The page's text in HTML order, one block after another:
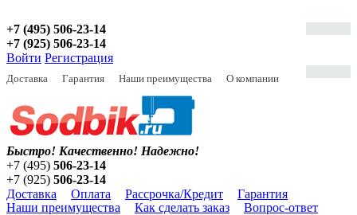
+7 (495) 506-23-14
+7 (925) 506-23-14
Войти Регистрация
Доставка Гарантия Наши преимущества О компании
Быстро! Качественно! Надежно!
+7 (495) 506-23-14
+7 (925) 506-23-14
Доставка
Оплата Рассрочка/Кредит
Гарантия
Наши преимущества
Как сделать заказ Вопрос-ответ